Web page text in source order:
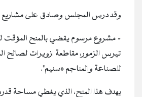
وقد درس المجلس وصادق على مشاريع
- مشروع مرسوم يقضي بالمنح المؤقت
تيرس الزمور، مقاطعة ازويرات لصالح
للصناعة والمناجم «سنيم".